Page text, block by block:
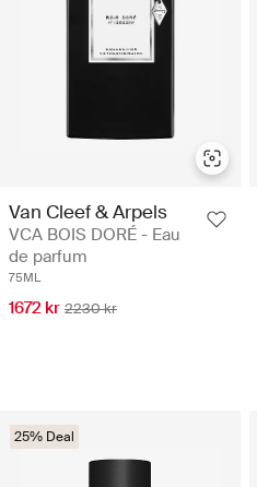
Van Cleef & Arpels
VCA BOIS DORÉ - Eau
de parfum
75ML
1672 kr 2230 kr
25% Deal